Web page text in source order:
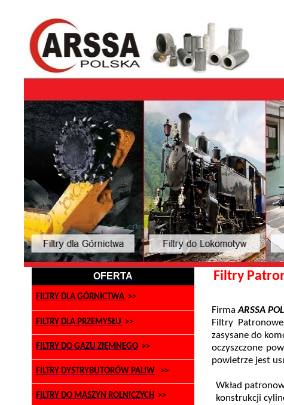
OFERTA Filtry
FILTRY DLA GÓRNICTWA >>
FirmaARSSA
Filtry
zasysane do
oczyszczone
powietrze jest
Wkład
konstrukcji
FILTRY DLA PRZEMYSŁU >>
FILTRY DO GAZU ZIEMNEGO >>
FILTRY DYSTRYBUTORÓW PALIW >>
FILTRY DO MASZYN ROLNICZYCH >>